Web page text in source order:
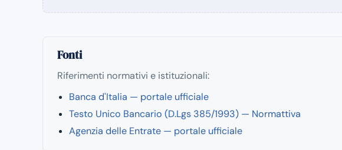
Fonti
Riferimenti normativi e istituzionali:
Banca d'Italia — portale ufficiale
Testo Unico Bancario (D.Lgs 385/1993) — Normattiva
Agenzia delle Entrate — portale ufficiale